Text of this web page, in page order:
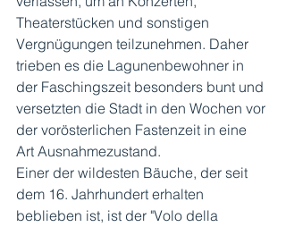
Theaterstücken und sonstigen
Vergnügungen teilzunehmen. Daher
trieben es die Lagunenbewohner in
der Faschingszeit besonders bunt und
versetzten die Stadt in den Wochen vor
der vorösterlichen Fastenzeit in eine
Art Ausnahmezustand.
Einer der wildesten Bäuche, der seit
dem 16. Jahrhundert erhalten
beblieben ist, ist der "Volo della